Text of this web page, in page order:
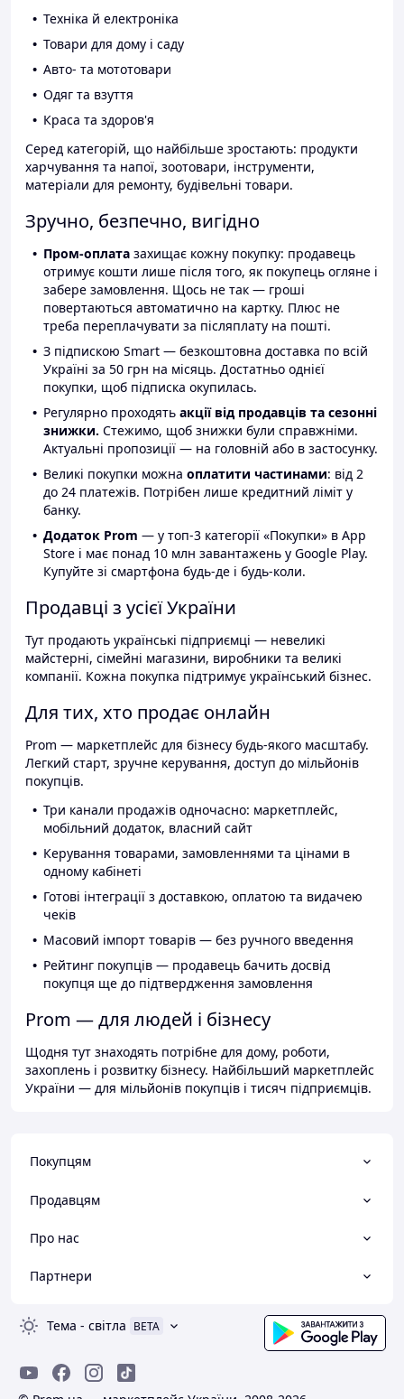
Техніка й електроніка
Товари для дому і саду
Авто- та мототовари
Одяг та взуття
Краса та здоров'я
Серед категорій, що найбільше зростають: продукти
харчування та напої, зоотовари, інструменти,
матеріали для ремонту, будівельні товари.
Зручно, безпечно, вигідно
Пром-оплата захищає кожну покупку: продавець
отримує кошти лише після того, як покупець огляне і
забере замовлення. Щось не так — гроші
повертаються автоматично на картку. Плюс не
треба переплачувати за післяплату на пошті.
З підпискою Smart — безкоштовна доставка по всій
Україні за 50 грн на місяць. Достатньо однієї
покупки, щоб підписка окупилась.
Регулярно проходять акції від продавців та сезонні
знижки. Стежимо, щоб знижки були справжніми.
Актуальні пропозиції — на головній або в застосунку.
Великі покупки можна оплатити частинами: від 2
до 24 платежів. Потрібен лише кредитний ліміт у
банку.
Додаток Prom — у топ-3 категорії «Покупки» в App
Store і має понад 10 млн завантажень у Google Play.
Купуйте зі смартфона будь-де і будь-коли.
Продавці з усієї України
Тут продають українські підприємці — невеликі
майстерні, сімейні магазини, виробники та великі
компанії. Кожна покупка підтримує український бізнес.
Для тих, хто продає онлайн
Prom — маркетплейс для бізнесу будь-якого масштабу.
Легкий старт, зручне керування, доступ до мільйонів
покупців.
Три канали продажів одночасно: маркетплейс,
мобільний додаток, власний сайт
Керування товарами, замовленнями та цінами в
одному кабінеті
Готові інтеграції з доставкою, оплатою та видачею
чеків
Масовий імпорт товарів — без ручного введення
Рейтинг покупців — продавець бачить досвід
покупця ще до підтвердження замовлення
Prom — для людей і бізнесу
Щодня тут знаходять потрібне для дому, роботи,
захоплень і розвитку бізнесу. Найбільший маркетплейс
України — для мільйонів покупців і тисяч підприємців.
Покупцям
Продавцям
Про нас
Партнери
Тема - світла BETA